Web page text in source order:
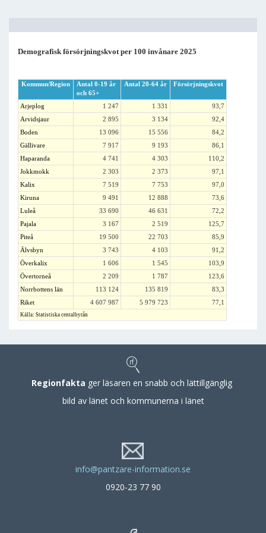
Demografisk försörjningskvot per 100 invånare 2025
Kommun/Region
Antal 0-19 år
och 65+
Antal 20-64 år Försörjningskvot
Arjeplog 1 247 1 331
93,7
Arvidsjaur
2 895 3 134
92,4
Boden
13 096 15 556
84,2
Gällivare
7 917 9 193
86,1
Haparanda
4 741 4 303
110,2
Jokkmokk
2 303 2 373
97,1
Kalix
7 519 7 753
97,0
Kiruna
9 491 12 888
73,6
Luleå
33 690 46 631
72,2
Pajala
3 167 2 519
125,7
Piteå
19 500 22 703
85,9
Älvsbyn
3 743 4 103
91,2
Överkalix
1 606 1 545
103,9
Övertorneå
2 209 1 787
123,6
Norrbottens län
113 124 135 819
83,3
Riket
4 607 987 5 979 723 77,1
Källa: Statistiska centalbyrån
Regionfakta ger läsaren en snabb och lättillgänglig
bild av länet och kommunerna i länet
info@pantzare-information.se
0920-23 77 90